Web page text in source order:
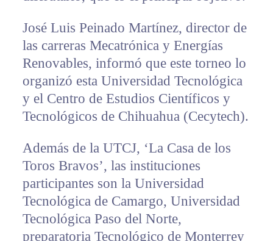
José Luis Peinado Martínez, director de
las carreras Mecatrónica y Energías
Renovables, informó que este torneo lo
organizó esta Universidad Tecnológica
y el Centro de Estudios Científicos y
Tecnológicos de Chihuahua (Cecytech).
Además de la UTCJ, ‘La Casa de los
Toros Bravos’, las instituciones
participantes son la Universidad
Tecnológica de Camargo, Universidad
Tecnológica Paso del Norte,
preparatoria Tecnológico de Monterrey